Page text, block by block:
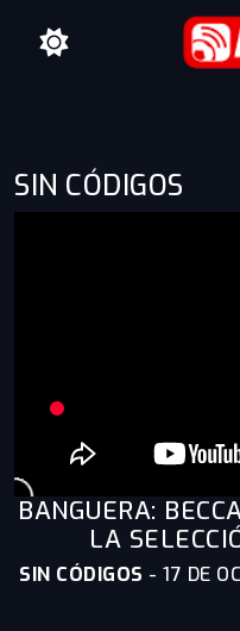
SIN CÓDIGOS
BANGUERA:
LA
SIN CÓDIGOS -17 DE